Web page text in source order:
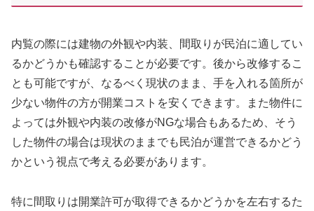
内覧の際には建物の外観や内装、間取りが民泊に適してい
るかどうかも確認することが必要です。後から改修するこ
とも可能ですが、なるべく現状のまま、手を入れる箇所が
少ない物件の方が開業コストを安くできます。また物件に
よっては外観や内装の改修がNGな場合もあるため、そう
した物件の場合は現状のままでも民泊が運営できるかどう
かという視点で考える必要があります。
特に間取りは開業許可が取得できるかどうかを左右するた